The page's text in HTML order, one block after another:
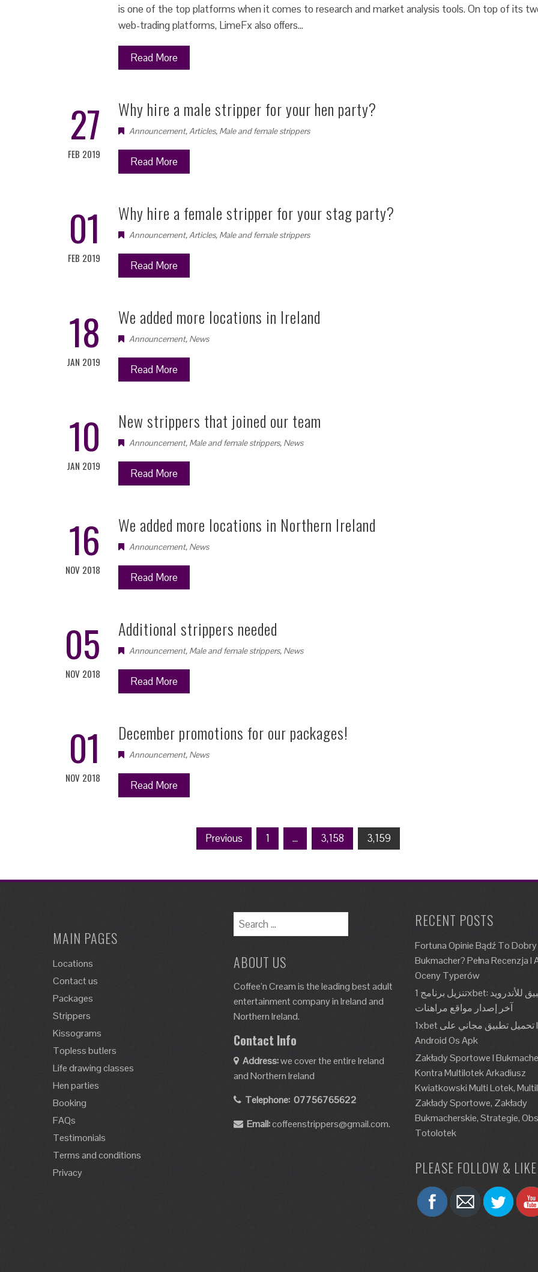
is one of the top platforms when it comes to research and market analysis tools. On top of its
web-trading platforms, LimeFx also offers…
Read More
27
FEB 2019
Why hire a male stripper for your hen party?
Announcement,Articles, Male and female strippers
Read More
01
FEB 2019
Why hire a female stripper for your stag party?
Announcement,Articles, Male and female strippers
Read More
18
JAN 2019
We added more locations in Ireland
Announcement, News
Read More
10
JAN 2019
New strippers that joined our team
Announcement, Male and female strippers, News
Read More
16
NOV 2018
We added more locations in Northern Ireland
Announcement, News
Read More
05
NOV 2018
Additional strippers needed
Announcement, Male and female strippers, News
Read More
01
NOV 2018
December promotions for our packages!
Announcement, News
Read More
Previous 1 … 3,158 3,159
MAIN PAGES
Locations
Contact us
Packages
Strippers
Kissograms
Topless butlers
Life drawing classes
Hen parties
Booking
FAQs
Testimonials
Terms and conditions
Privacy
Search
for:
ABOUT US
Coffee’n Cream is the leading best adult
entertainment company in Ireland and
Northern Ireland.
Contact Info
Address:we cover the entire Ireland
and Northern Ireland
Telephone: 07756765622
Email:coffeenstrippers@gmail.com.
RECENT POSTS
Fortuna Opinie Bądź To Dobry
Bukmacher? Pełna Recenzja I
Oceny Typerów
تنزيل برنامج 1xbet: تطبيق للأندرويد، Apk،
آخر إصدار مواقع مراهنات
1xbet تحميل تطبيق مجاني على Ios و
Android Os Apk
Zakłady Sportowe I
Kontra Multilotek Arkadiusz
Kwiatkowski Multi Lotek,
Zakłady Sportowe, Zakłady
Bukmacherskie, Strategie,
Totolotek
PLEASE FOLLOW &